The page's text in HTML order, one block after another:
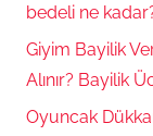
bedeli ne
Giyim Bayilik
Alınır? Bayilik
Oyuncak